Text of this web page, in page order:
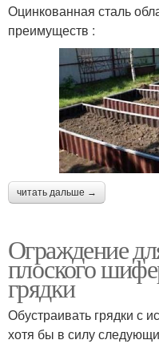
Оцинкованная сталь
преимуществ :
читать дальше →
Ограждение
плоского
грядки
Обустраивать грядки с
хотя бы в силу